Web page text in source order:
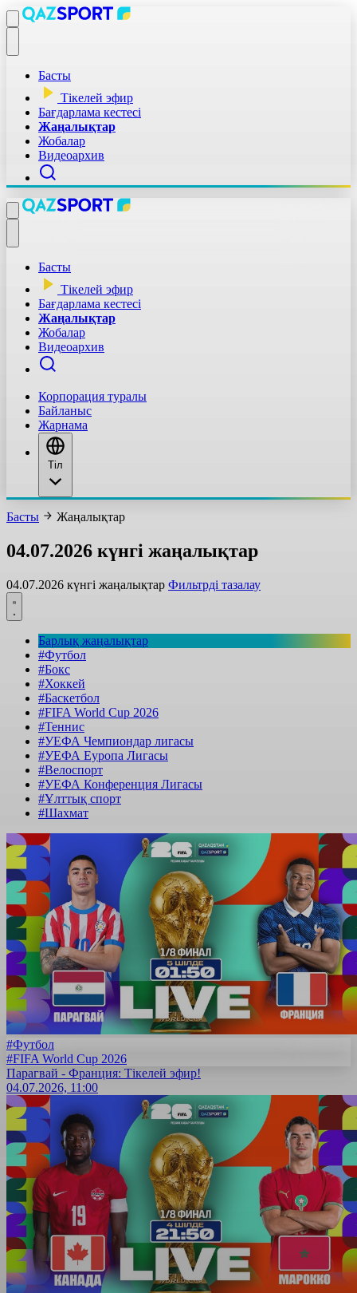
Басты
Тікелей эфир
Бағдарлама кестесі
Жаңалықтар
Жобалар
Видеоархив
Басты
Тікелей эфир
Бағдарлама кестесі
Жаңалықтар
Жобалар
Видеоархив
Корпорация туралы
Байланыс
Жарнама
Тіл
Басты Жаңалықтар
04.07.2026 күнгі жаңалықтар
04.07.2026 күнгі жаңалықтар Фильтрді тазалау
Барлық жаңалықтар
#Футбол
#Бокс
#Хоккей
#Баскетбол
#FIFA World Cup 2026
#Теннис
#УЕФА Чемпиондар лигасы
#УЕФА Еуропа Лигасы
#Велоспорт
#УЕФА Конференция Лигасы
#Ұлттық спорт
#Шахмат
#Футбол
#FIFA World Cup 2026
Парагвай - Франция: Тікелей эфир!
04.07.2026, 11:00